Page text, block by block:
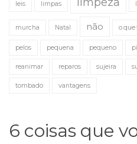
6 coisas que
leis limpas
murcha Natal não o que
pelos pequena pequeno
reanimar reparos sujeira
tombado vantagens